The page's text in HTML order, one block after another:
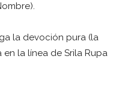
la devoción pura (la
la línea de Srila Rupa